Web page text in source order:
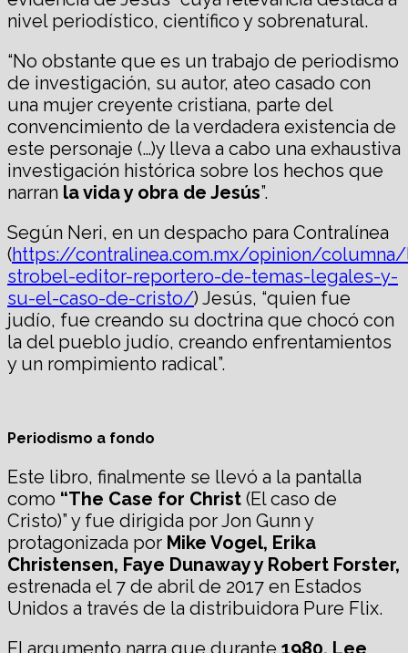
nivel periodístico, científico y sobrenatural.
“No obstante que es un trabajo de periodismo
de investigación, su autor, ateo casado con
una mujer creyente cristiana, parte del
convencimiento de la verdadera existencia de
este personaje (…)y lleva a cabo una exhaustiva
investigación histórica sobre los hechos que
narran la vida y obra de Jesús”.
Según Neri, en un despacho para Contralínea
(https://contralinea.com.mx/opinion/
strobel-editor-reportero-de-temas-legales-y-
su-el-caso-de-cristo/) Jesús, “quien fue
judío, fue creando su doctrina que chocó con
la del pueblo judío, creando enfrentamientos
y un rompimiento radical”.
Periodismo a fondo
Este libro, finalmente se llevó a la pantalla
como “The Case for Christ (El caso de
Cristo)” y fue dirigida por Jon Gunn y
protagonizada por Mike Vogel, Erika
Christensen, Faye Dunaway y Robert Forster,
estrenada el 7 de abril de 2017 en Estados
Unidos a través de la distribuidora Pure Flix.
El argumento narra que durante 1980, Lee